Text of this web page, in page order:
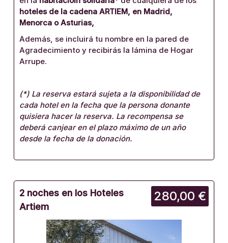
hoteles de la cadena ARTIEM, en Madrid,
Menorca o Asturias,
Además, se incluirá tu nombre en la pared de
Agradecimiento y recibirás la lámina de Hogar
Arrupe.
(*) La reserva estará sujeta a la disponibilidad de
cada hotel en la fecha que la persona donante
quisiera hacer la reserva. La recompensa se
deberá canjear en el plazo máximo de un año
desde la fecha de la donación.
280,00 €
2 noches en los Hoteles
Artiem